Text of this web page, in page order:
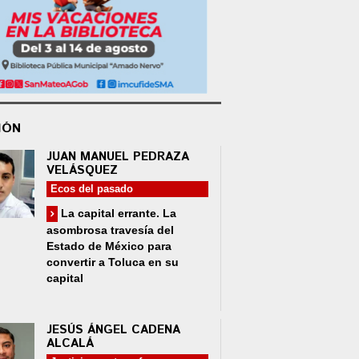
JUAN MANUEL PEDRAZA
VELÁSQUEZ
Ecos del pasado
La capital errante. La
asombrosa travesía del
Estado de México para
convertir a Toluca en su
capital
JESÚS ÁNGEL CADENA
ALCALÁ